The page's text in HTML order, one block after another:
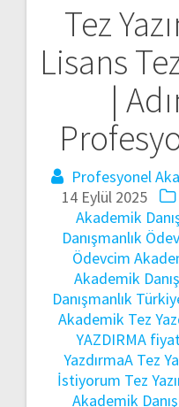
Tez
Lisans
|
Profesyonel
14 Eylül 2025
Akademik
Danışmanlık Ödev
Ödevcim
Akademik
Danışmanlık
Akademik Tez
YAZDIRMA
YazdırmaA Tez
İstiyorum Tez
Akademik
Yazı
gezinmesi